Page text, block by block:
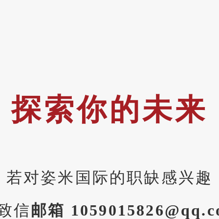
探索你的未来
若对姿米国际的职缺感兴趣
信邮箱